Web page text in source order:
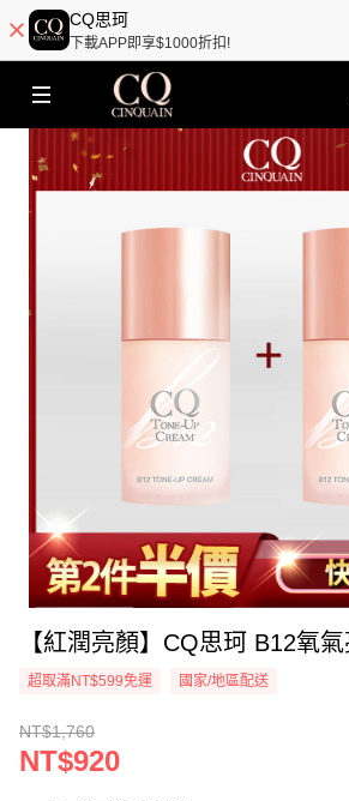
CQ思珂
下載APP即享$1000折扣!
【紅潤亮顏】CQ思珂 B12氧
超取滿NT$599免運 國家/地區配送
NT$1,760
NT$920